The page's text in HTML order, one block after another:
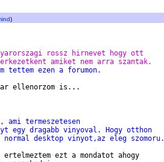
)
rossz hirnevet hogy ott
amiket nem arra szantak.
tettem ezen a forumon.
ellenorzom is...
ami termeszetesen
egy dragabb vinyoval. Hogy otthon
desktop vinyot,az eleg szomoru.
ezt a mondatot ahogy